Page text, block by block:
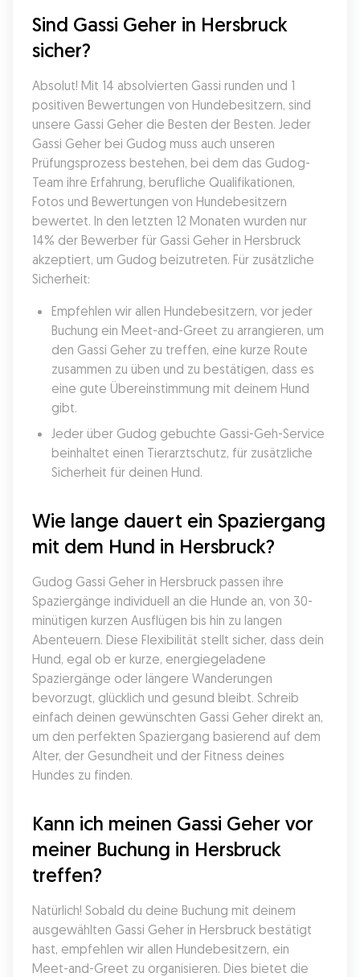
Sind Gassi Geher in Hersbruck
sicher?
Absolut! Mit 14 absolvierten Gassi runden und 1
positiven Bewertungen von Hundebesitzern, sind
unsere Gassi Geher die Besten der Besten. Jeder
Gassi Geher bei Gudog muss auch unseren
Prüfungsprozess bestehen, bei dem das Gudog-
Team ihre Erfahrung, berufliche Qualifikationen,
Fotos und Bewertungen von Hundebesitzern
bewertet. In den letzten 12 Monaten wurden nur
14% der Bewerber für Gassi Geher in Hersbruck
akzeptiert, um Gudog beizutreten. Für zusätzliche
Sicherheit:
Empfehlen wir allen Hundebesitzern, vor jeder
Buchung ein Meet-and-Greet zu arrangieren, um
den Gassi Geher zu treffen, eine kurze Route
zusammen zu üben und zu bestätigen, dass es
eine gute Übereinstimmung mit deinem Hund
gibt.
Jeder über Gudog gebuchte Gassi-Geh-Service
beinhaltet einen Tierarztschutz, für zusätzliche
Sicherheit für deinen Hund.
Wie lange dauert ein Spaziergang
mit dem Hund in Hersbruck?
Gudog Gassi Geher in Hersbruck passen ihre
Spaziergänge individuell an die Hunde an, von 30-
minütigen kurzen Ausflügen bis hin zu langen
Abenteuern. Diese Flexibilität stellt sicher, dass dein
Hund, egal ob er kurze, energiegeladene
Spaziergänge oder längere Wanderungen
bevorzugt, glücklich und gesund bleibt. Schreib
einfach deinen gewünschten Gassi Geher direkt an,
um den perfekten Spaziergang basierend auf dem
Alter, der Gesundheit und der Fitness deines
Hundes zu finden.
Kann ich meinen Gassi Geher vor
meiner Buchung in Hersbruck
treffen?
Natürlich! Sobald du deine Buchung mit deinem
ausgewählten Gassi Geher in Hersbruck bestätigt
hast, empfehlen wir allen Hundebesitzern, ein
Meet-and-Greet zu organisieren. Dies bietet die